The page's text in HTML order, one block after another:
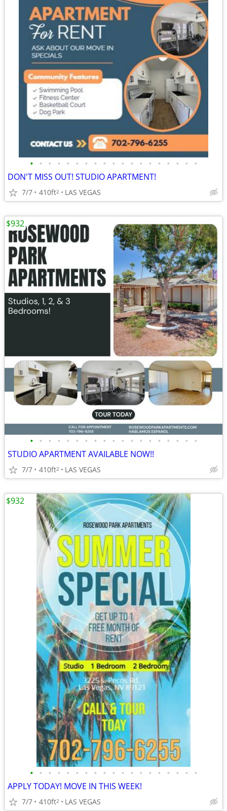
• • • • • • • • • • • • • • • • • • •
DON'T MISS OUT! STUDIO APARTMENT!
7/7 410ft2 LAS VEGAS
• • • • • • • • • • • • • • • • • • •
STUDIO APARTMENT AVAILABLE NOW!!
7/7 410ft2 LAS VEGAS
$932
• • • • • • • • • • • • • • • • • • •
APPLY TODAY! MOVE IN THIS WEEK!
7/7 410ft2 LAS VEGAS
$932